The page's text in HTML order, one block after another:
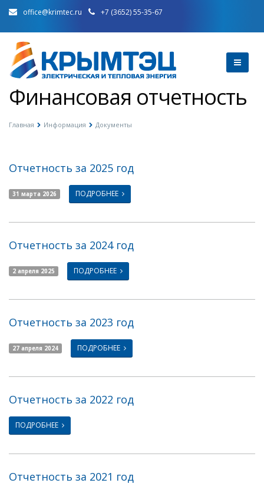
office@krimtec.ru +7 (3652) 55-35-67
Финансовая отчетность
Главная Информация Документы
Отчетность за 2025 год
31 марта 2026 ПОДРОБНЕЕ
Отчетность за 2024 год
2 апреля 2025 ПОДРОБНЕЕ
Отчетность за 2023 год
27 апреля 2024 ПОДРОБНЕЕ
Отчетность за 2022 год
ПОДРОБНЕЕ
Отчетность за 2021 год